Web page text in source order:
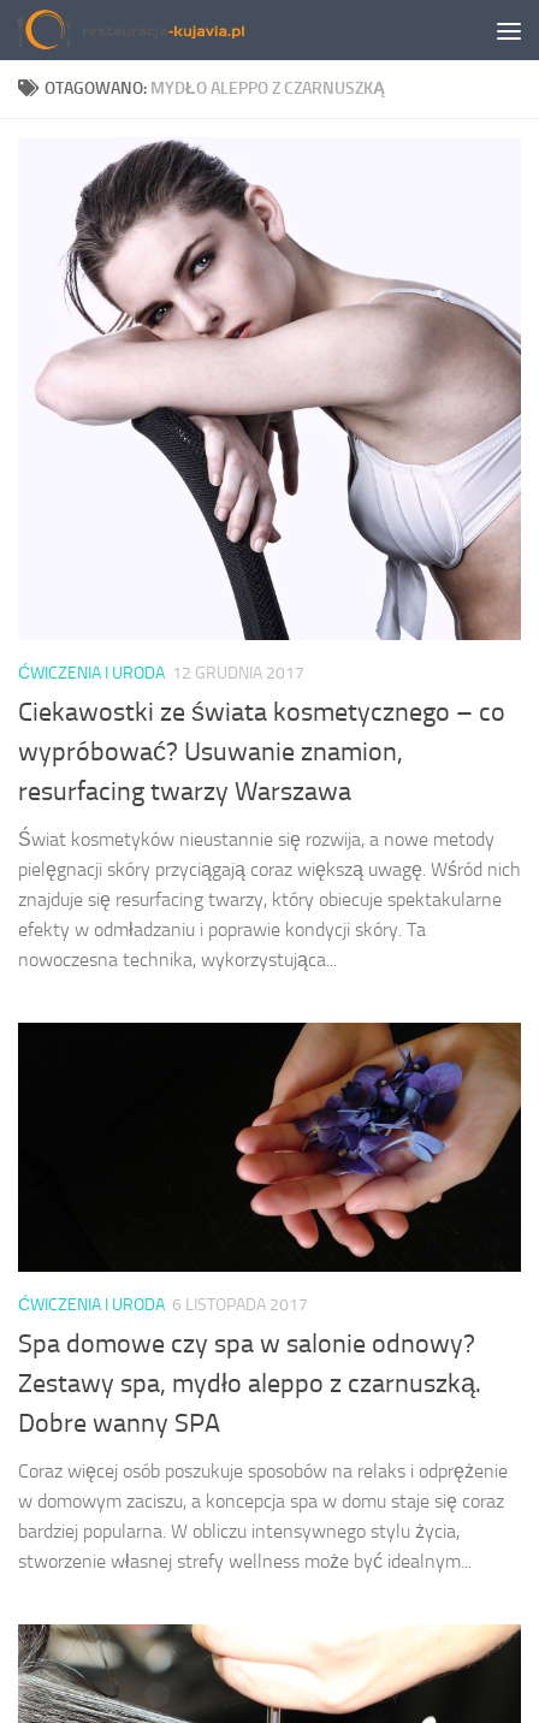
Przeskocz do treści
OTAGOWANO: MYDŁO ALEPPO Z CZARNUSZKĄ
ĆWICZENIA I URODA 12 GRUDNIA 2017
Ciekawostki ze świata kosmetycznego – co
wypróbować? Usuwanie znamion,
resurfacing twarzy Warszawa
Świat kosmetyków nieustannie się rozwija, a nowe metody
pielęgnacji skóry przyciągają coraz większą uwagę. Wśród nich
znajduje się resurfacing twarzy, który obiecuje spektakularne
efekty w odmładzaniu i poprawie kondycji skóry. Ta
nowoczesna technika, wykorzystująca...
ĆWICZENIA I URODA 6 LISTOPADA 2017
Spa domowe czy spa w salonie odnowy?
Zestawy spa, mydło aleppo z czarnuszką.
Dobre wanny SPA
Coraz więcej osób poszukuje sposobów na relaks i odprężenie
w domowym zaciszu, a koncepcja spa w domu staje się coraz
bardziej popularna. W obliczu intensywnego stylu życia,
stworzenie własnej strefy wellness może być idealnym...